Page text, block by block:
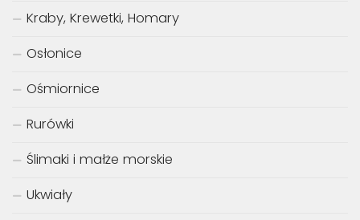
Kraby, Krewetki, Homary
Osłonice
Ośmiornice
Rurówki
Ślimaki i małże morskie
Ukwiały